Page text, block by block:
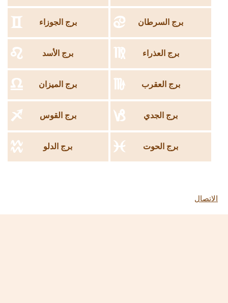
برج الجوزاء c برج السرطان d
برج الأسد e برج العذراء f
برج الميزان g برج العقرب h
برج القوس i برج الجدي j
برج الدلو k برج الحوت l
الاتصال